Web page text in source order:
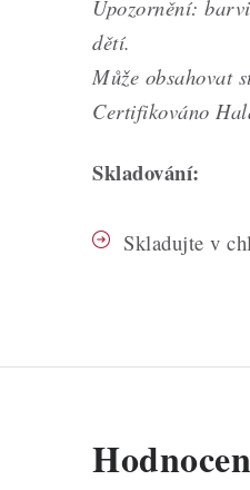
Upozornění:
dětí.
Může obsahovat
Certifikováno
Skladování:
Skladujte v